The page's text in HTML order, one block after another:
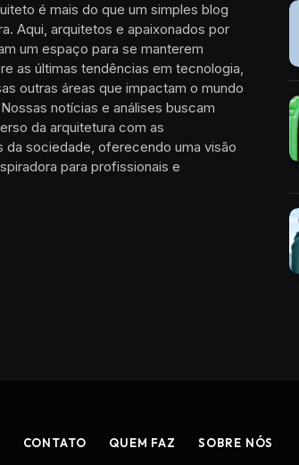
é mais do que um simples blog
Aqui, arquitetos e apaixonados por
um espaço para se manterem
as últimas tendências em tecnologia,
outras áreas que impactam o mundo
notícias e análises buscam
da arquitetura com as
da sociedade, oferecendo uma visão
para profissionais e
CONTATO QUEM FAZ SOBRE NÓS